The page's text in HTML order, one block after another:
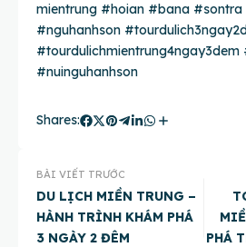
mientrung #hoian #bana #sontra
#nguhanhson
#tourdulichmientrung4ngay3dem
#nuinguhanhson
Shares:
BÀI VIẾT TRƯỚC
DU LỊCH MIỀN TRUNG –
HÀNH TRÌNH KHÁM PHÁ
3 NGÀY 2 ĐÊM
PHÁ